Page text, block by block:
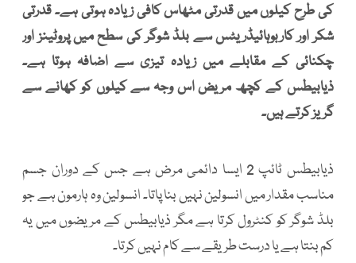
کی طرح کیلوں میں قدرتی مٹھاس کافی زیادہ ہوتی ہے۔ قدرتی
شکر اور کاربوہائیڈریٹس سے بلڈ شوگر کی سطح میں پروٹینز اور
چکنائی کے مقابلے میں زیادہ تیزی سے اضافہ ہوتا ہے۔
ذیابیطس کے کچھ مریض اس وجہ سے کیلوں کو کھانے سے
گریز کرتے ہیں۔
ذیابیطس ٹائپ 2 ایسا دائمی مرض ہے جس کے دوران جسم
مناسب مقدار میں انسولین نہیں بنا پاتا۔ انسولین وہ ہارمون ہے جو
بلڈ شوگر کو کنٹرول کرتا ہے مگر ذیابیطس کے مریضوں میں یہ
کم بنتا ہے یا درست طریقے سے کام نہیں کرتا۔